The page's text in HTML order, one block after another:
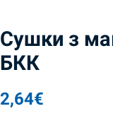
Сушки з
БКК
2,64€